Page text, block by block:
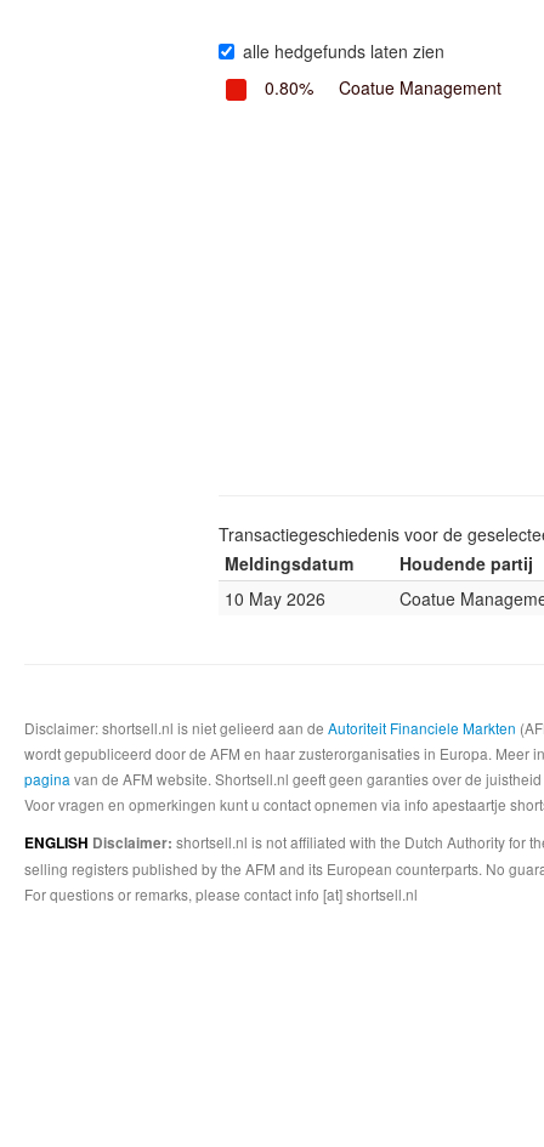
alle hedgefunds laten zien
0.80%
Coatue Management
Transactiegeschiedenis voor de
Meldingsdatum
Houdende partij
10 May 2026
Coatue
Disclaimer: shortsell.nl is niet gelieerd aan de Autoriteit Financiele Markten
wordt gepubliceerd door de AFM en haar zusterorganisaties in Europa.
pagina van de AFM website. Shortsell.nl geeft geen garanties over de
Voor vragen en opmerkingen kunt u contact opnemen via info apestaartje
ENGLISH Disclaimer: shortsell.nl is not affiliated with the Dutch Authority for
selling registers published by the AFM and its European counterparts. No
For questions or remarks, please contact info [at] shortsell.nl